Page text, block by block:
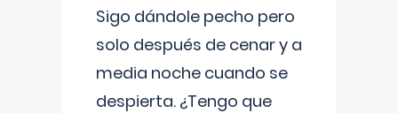
Sigo dándole pecho pero
solo después de cenar y a
media noche cuando se
despierta. ¿Tengo que